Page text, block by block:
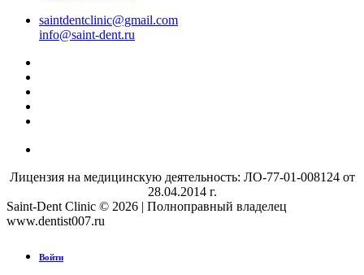
saintdentclinic@gmail.com
info@saint-dent.ru
Лицензия на медицинскую деятельность: ЛО-77-01-008124 от
28.04.2014 г.
Saint-Dent Clinic © 2026 | Полноправный владелец
www.dentist007.ru
Войти